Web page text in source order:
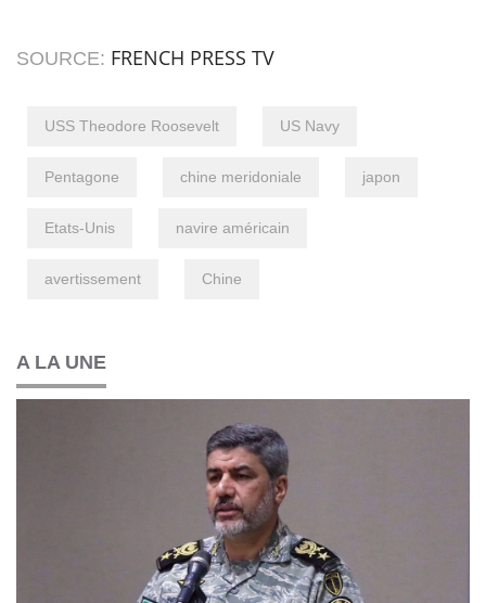
SOURCE: FRENCH PRESS TV
USS Theodore Roosevelt US Navy
Pentagone chine meridoniale japon
Etats-Unis navire américain
avertissement Chine
A LA UNE